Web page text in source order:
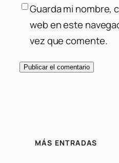
Guarda mi nombre,
web en este
vez que comente.
MÁS ENTRADAS